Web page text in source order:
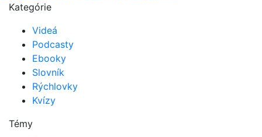
Kategórie
Videá
Podcasty
Ebooky
Slovník
Rýchlovky
Kvízy
Témy